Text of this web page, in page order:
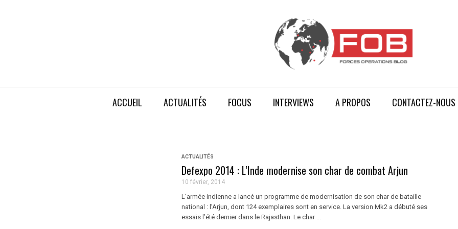
ACCUEIL ACTUALITÉS FOCUS INTERVIEWS A PROPOS CONTACTEZ-NOUS
ACTUALITÉS
Defexpo 2014 : L’Inde modernise son char de combat Arjun
10 février, 2014
L’armée indienne a lancé un programme de modernisation de son char de bataille
national : l’Arjun, dont 124 exemplaires sont en service. La version Mk2 a débuté ses
essais l’été dernier dans le Rajasthan. Le char ...